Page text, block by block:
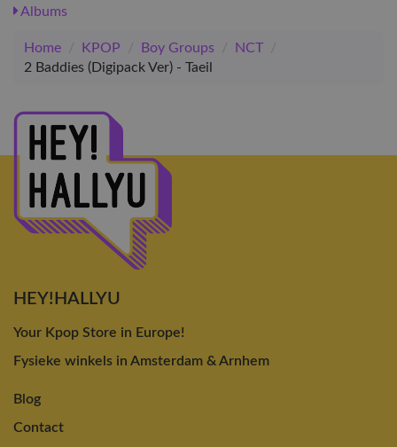
Albums
Home / KPOP / Boy Groups / NCT
/
2 Baddies (Digipack Ver) - Taeil
HEY!HALLYU
Your Kpop Store in Europe!
Fysieke winkels in Amsterdam & Arnhem
Blog
Contact